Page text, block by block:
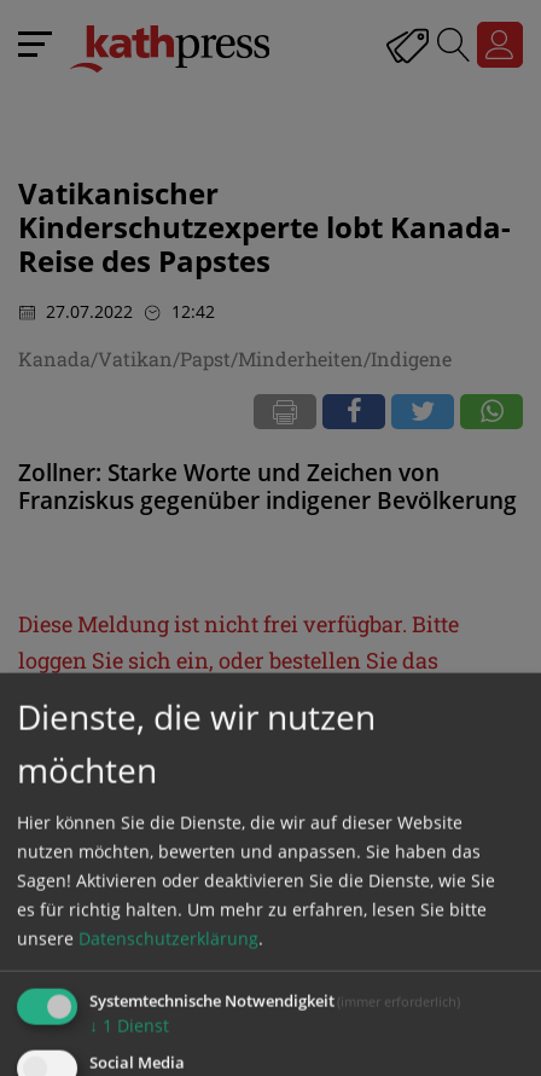
Vatikanischer
Kinderschutzexperte lobt Kanada-
Reise des Papstes
27.07.2022 12:42
Kanada/Vatikan/Papst/Minderheiten/Indigene
Zollner: Starke Worte und Zeichen von
Franziskus gegenüber indigener Bevölkerung
Diese Meldung ist nicht frei verfügbar. Bitte
loggen Sie sich ein, oder bestellen Sie das
GESCHÜTZTER BEREICH
Bitte melden Sie sich mit Ihrem Benutzernamen
und Passwort an.
Benutzername
Passwort
Dienste, die wir nutzen
möchten
Hier können Sie die Dienste, die wir auf dieser Website
nutzen möchten, bewerten und anpassen. Sie haben das
Sagen! Aktivieren oder deaktivieren Sie die Dienste, wie Sie
es für richtig halten. Um mehr zu erfahren, lesen Sie bitte
unsere Datenschutzerklärung.
Systemtechnische Notwendigkeit (immer erforderlich)
↓ 1 Dienst
Social Media